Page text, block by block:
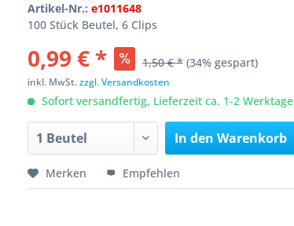
Artikel-Nr.: e1011648
100 Stück Beutel, 6 Clips
0,99 € * 1,50 € * (34% gespart)
inkl. MwSt.zzgl. Versandkosten
Sofort versandfertig, Lieferzeit ca. 1-2 Werktage
In den Warenkorb
Merken Empfehlen